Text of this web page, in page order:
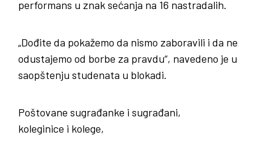
performans u znak sećanja na 16 nastradalih.
„Dođite da pokažemo da nismo zaboravili i da ne
odustajemo od borbe za pravdu“, navedeno je u
saopštenju studenata u blokadi.
Poštovane sugrađanke i sugrađani,
koleginice i kolege,